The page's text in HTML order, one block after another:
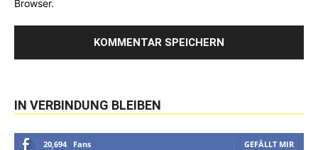
Browser.
IN VERBINDUNG BLEIBEN
20,694 Fans GEFÄLLT MIR